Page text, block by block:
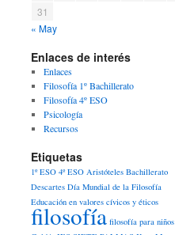
31
« May
Enlaces de interés
Enlaces
Filosofía 1º Bachillerato
Filosofía 4º ESO
Psicología
Recursos
Etiquetas
1º ESO 4º ESO Aristóteles Bachillerato
Descartes Día Mundial de la Filosofía
Educación en valores cívicos y éticos
filosofía filosofía para niños